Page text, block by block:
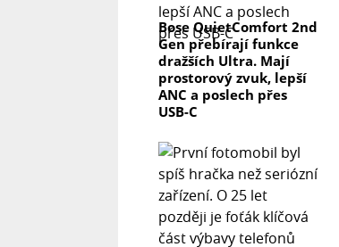
Bose QuietComfort 2nd
Gen přebírají funkce
dražších Ultra. Mají
prostorový zvuk, lepší
ANC a poslech přes
USB-C